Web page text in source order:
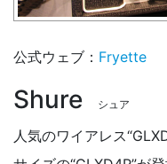
公式ウェブ： Fryette
Shure シュア
人気のワイアレス